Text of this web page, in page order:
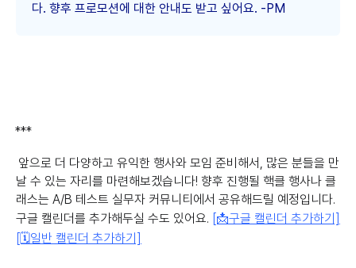
다. 향후 프로모션에 대한 안내도 받고 싶어요. -PM
***
앞으로 더 다양하고 유익한 행사와 모임 준비해서, 많은 분들을 만
날 수 있는 자리를 마련해보겠습니다! 향후 진행될 핵클 행사나 클
래스는 A/B 테스트 실무자 커뮤니티에서 공유해드릴 예정입니다.
구글 캘린더를 추가해두실 수도 있어요. [📩구글 캘린더 추가하기]
[🗓일반 캘린더 추가하기]